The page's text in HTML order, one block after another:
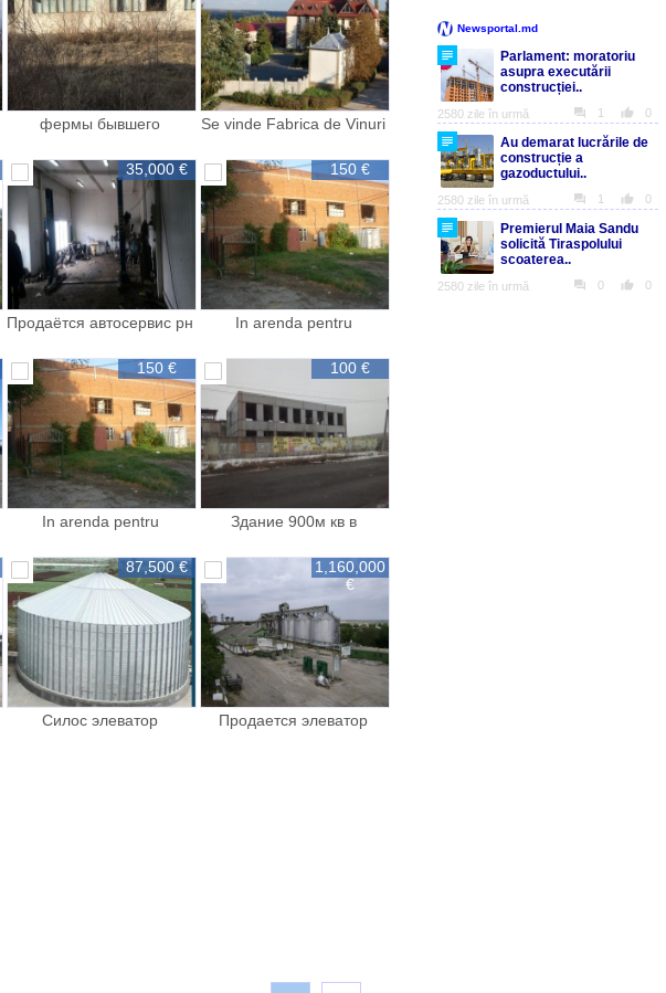
фермы бывшего
Se vinde Fabrica de Vinuri
35,000 €
Продаётся автосервис рн
150 €
In arenda pentru
150 €
In arenda pentru
100 €
Здание 900м кв в
87,500 €
Силос элеватор
1,160,000
€
Продается элеватор